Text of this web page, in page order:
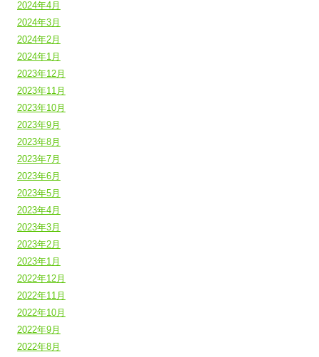
2024年4月
2024年3月
2024年2月
2024年1月
2023年12月
2023年11月
2023年10月
2023年9月
2023年8月
2023年7月
2023年6月
2023年5月
2023年4月
2023年3月
2023年2月
2023年1月
2022年12月
2022年11月
2022年10月
2022年9月
2022年8月